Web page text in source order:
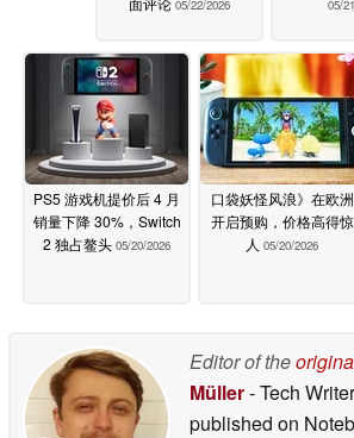
05/22/2026 05/
PS5 游戏机提价后 4 月
销量下降 30%，Switch
2 独占鳌头 05/20/2026
口袋妖怪风浪》在欧洲
开启预购，价格高得惊
人 05/20/2026
Editor of the
Müller- Tech
published on